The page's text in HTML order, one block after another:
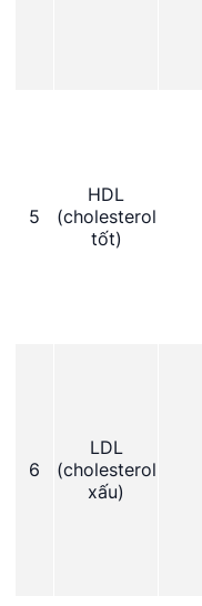
5
HDL
(cholesterol
tốt)
6
LDL
(cholesterol
xấu)